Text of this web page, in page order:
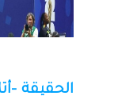
الحقيقة -